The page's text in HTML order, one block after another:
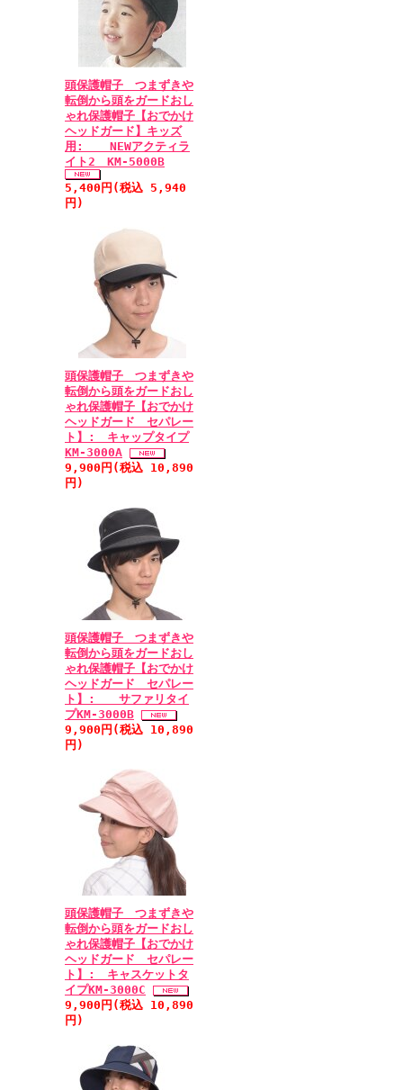
頭保護帽子 つまずきや
転倒から頭をガードおし
ゃれ保護帽子【おでかけ
ヘッドガード】キッズ
用: NEWアクティラ
イト2 KM-5000B
5,400円(税込 5,940
円)
頭保護帽子 つまずきや
転倒から頭をガードおし
ゃれ保護帽子【おでかけ
ヘッドガード セパレー
ト】: キャップタイプ
KM-3000A
9,900円(税込 10,890
円)
頭保護帽子 つまずきや
転倒から頭をガードおし
ゃれ保護帽子【おでかけ
ヘッドガード セパレー
ト】: サファリタイ
プKM-3000B
9,900円(税込 10,890
円)
頭保護帽子 つまずきや
転倒から頭をガードおし
ゃれ保護帽子【おでかけ
ヘッドガード セパレー
ト】: キャスケットタ
イプKM-3000C
9,900円(税込 10,890
円)